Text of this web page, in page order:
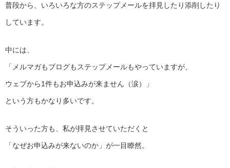
普段から、 いろいろな方のステップメールを拝見したり添削したり
しています。
中には、
「メルマガもブログもステップメールもやっていますが、
ウェブから1件もお申込みが来ません（涙）」
という方もかなり多いです。
そういった方も、私が拝見させていただくと
「なぜお申込みが来ないのか」が一目瞭然。